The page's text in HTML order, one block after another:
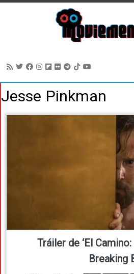
alJesse Pinkman
Tráiler de ‘El
Breaking